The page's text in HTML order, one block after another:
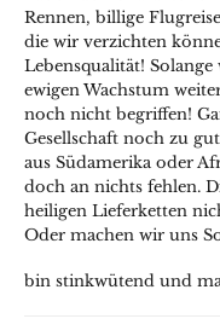
Rennen, billige
die wir verzichten
Lebensqualität!
ewigen Wachstum
noch nicht begriffen!
Gesellschaft noch zu
aus Südamerika oder
doch an nichts fehlen.
heiligen Lieferketten
Oder machen wir uns
bin stinkwütend und